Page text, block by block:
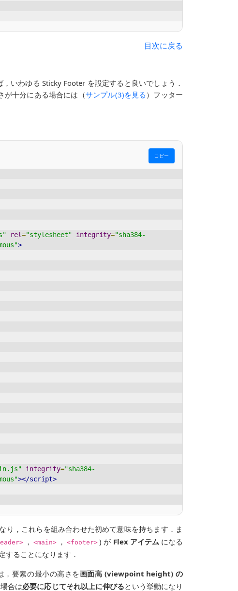
目次に戻る
いわゆる Sticky Footer を設定すると良いでしょう．
が十分にある場合には（サンプル(3)を見る ）フッター
コピー
rel="stylesheet" integrity="sha384-
>
integrity="sha384-
></script>
り，これらを組み合わせた初めて意味を持ちます．ま
， <main> ， <footer> ) が Flex アイテムになる
することになります．
，要素の最小の高さを画面高 (viewpoint height) の
合は必要に応じてそれ以上に伸びるという挙動になり